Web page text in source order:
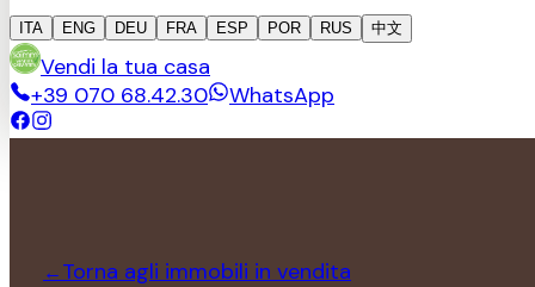
ITA ENG DEU FRA ESP POR RUS 中文
Vendi la tua casa
+39 070 68.42.30
WhatsApp
←Torna agli immobili in vendita